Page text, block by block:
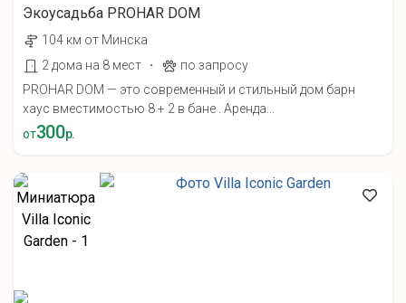
Экоусадьба PROHAR DOM
104 км от Минска
2 дома на 8 мест
·
по запросу
PROHAR DOM — это современный и стильный дом барн
хаус вместимостью 8 + 2 в бане . Аренда...
от300р.